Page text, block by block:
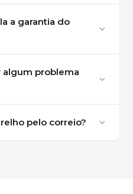
a garantia do
algum problema
pelo correio?